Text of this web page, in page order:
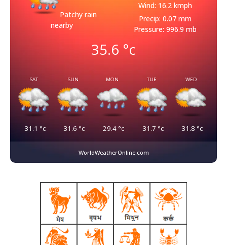
Patchy rain
nearby
Wind: 16.2 kmph
Precip: 0.07 mm
Pressure: 996.9 mb
35.6 °c
SAT
31.1 °c
SUN
31.6 °c
MON
29.4°c
TUE
31.7 °c
WED
31.8 °c
WorldWeatherOnline.com